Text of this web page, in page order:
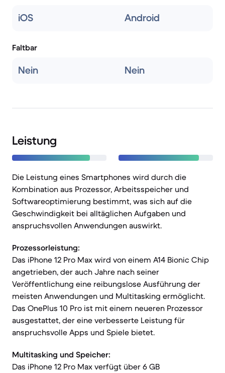
iOS Android
Faltbar
Nein Nein
Leistung
Die Leistung eines Smartphones wird durch die
Kombination aus Prozessor, Arbeitsspeicher und
Softwareoptimierung bestimmt, was sich auf die
Geschwindigkeit bei alltäglichen Aufgaben und
anspruchsvollen Anwendungen auswirkt.
Prozessorleistung:
Das iPhone 12 Pro Max wird von einem A14 Bionic Chip
angetrieben, der auch Jahre nach seiner
Veröffentlichung eine reibungslose Ausführung der
meisten Anwendungen und Multitasking ermöglicht.
Das OnePlus 10 Pro ist mit einem neueren Prozessor
ausgestattet, der eine verbesserte Leistung für
anspruchsvolle Apps und Spiele bietet.
Multitasking und Speicher:
Das iPhone 12 Pro Max verfügt über 6 GB